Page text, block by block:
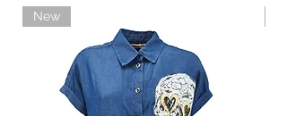
New